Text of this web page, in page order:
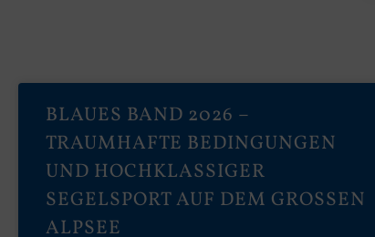
BLAUES BAND 2026 –
TRAUMHAFTE BEDINGUNGEN
UND HOCHKLASSIGER
SEGELSPORT AUF DEM GROSSEN A
LPSEE